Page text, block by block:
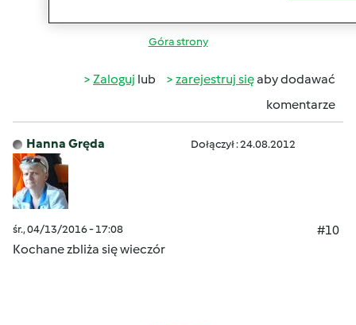
Góra strony
Zaloguj lub zarejestruj sięaby dodawać
komentarze
Hanna Gręda Dołączył : 24.08.2012
śr., 04/13/2016 - 17:08
#10
Kochane zbliża się wieczór